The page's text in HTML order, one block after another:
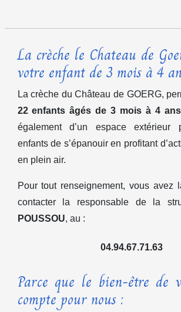
La crèche le Chateau de
votre enfant de 3 mois à 4
La crèche du Château de GOERG,
22 enfants âgés de 3 mois à 4
également d’un espace extérieur
enfants de s’épanouir en profitant
en plein air.
Pour tout renseignement, vous avez
contacter la responsable de la
POUSSOU, au :
04.94.67.71.63
Parce que le bien-être de
compte pour nous :